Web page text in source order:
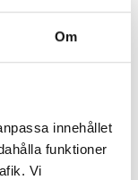
Om
innehållet
funktioner
Vi
600
450